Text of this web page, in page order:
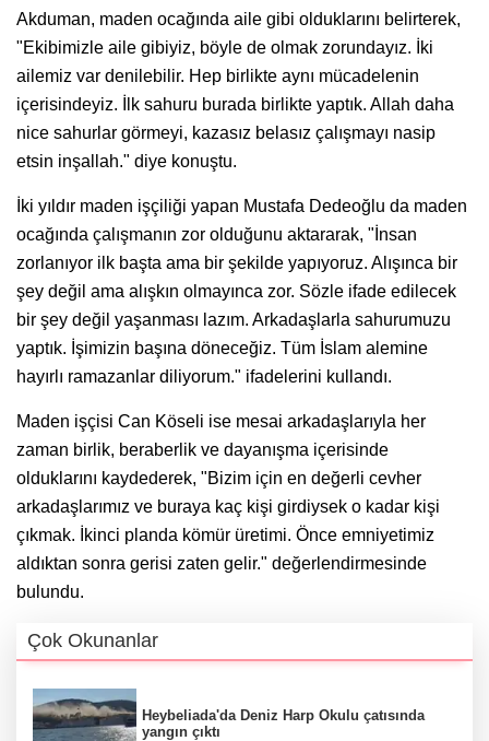
Akduman, maden ocağında aile gibi olduklarını belirterek,
"Ekibimizle aile gibiyiz, böyle de olmak zorundayız. İki
ailemiz var denilebilir. Hep birlikte aynı mücadelenin
içerisindeyiz. İlk sahuru burada birlikte yaptık. Allah daha
nice sahurlar görmeyi, kazasız belasız çalışmayı nasip
etsin inşallah." diye konuştu.
İki yıldır maden işçiliği yapan Mustafa Dedeoğlu da maden
ocağında çalışmanın zor olduğunu aktararak, "İnsan
zorlanıyor ilk başta ama bir şekilde yapıyoruz. Alışınca bir
şey değil ama alışkın olmayınca zor. Sözle ifade edilecek
bir şey değil yaşanması lazım. Arkadaşlarla sahurumuzu
yaptık. İşimizin başına döneceğiz. Tüm İslam alemine
hayırlı ramazanlar diliyorum." ifadelerini kullandı.
Maden işçisi Can Köseli ise mesai arkadaşlarıyla her
zaman birlik, beraberlik ve dayanışma içerisinde
olduklarını kaydederek, "Bizim için en değerli cevher
arkadaşlarımız ve buraya kaç kişi girdiysek o kadar kişi
çıkmak. İkinci planda kömür üretimi. Önce emniyetimiz
aldıktan sonra gerisi zaten gelir." değerlendirmesinde
bulundu.
Çok Okunanlar
Heybeliada'da Deniz Harp Okulu çatısında
yangın çıktı